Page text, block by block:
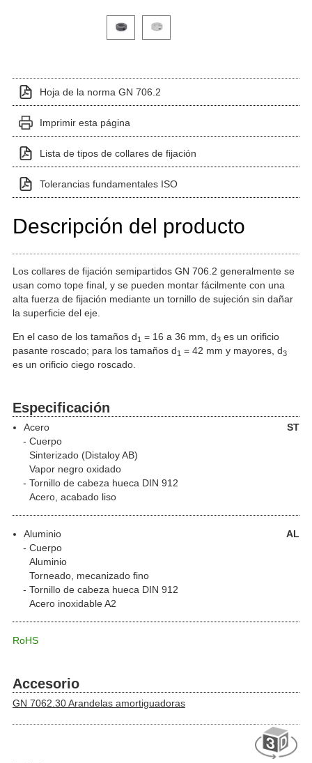
Haga clic en una imagen de variante para verla
Hoja de la norma GN 706.2
Imprimir esta página
Lista de tipos de collares de fijación
Tolerancias fundamentales ISO
Descripción del producto
Los collares de fijación semipartidos GN 706.2 generalmente se
usan como tope final, y se pueden montar fácilmente con una
alta fuerza de fijación mediante un tornillo de sujeción sin dañar
la superficie del eje.
En el caso de los tamaños d1 = 16 a 36 mm, d3 es un orificio
pasante roscado; para los tamaños d1 = 42 mm y mayores, d3
es un orificio ciego roscado.
Especificación
Acero
ST
Cuerpo
Sinterizado (Distaloy AB)
Vapor negro oxidado
Tornillo de cabeza hueca DIN 912
Acero, acabado liso
Aluminio
AL
Cuerpo
Aluminio
Torneado, mecanizado fino
Tornillo de cabeza hueca DIN 912
Acero inoxidable A2
RoHS
Accesorio
GN 7062.30 Arandelas amortiguadoras